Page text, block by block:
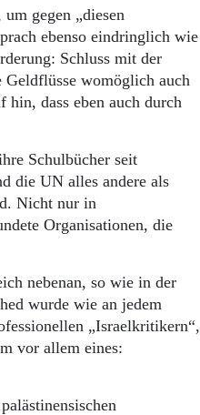
gegen „diesen
ebenso eindringlich wie
Schluss mit der
Geldflüsse womöglich auch
dass eben auch durch
Schulbücher seit
die UN alles andere als
Nicht nur in
Organisationen, die
nebenan, so wie in der
wurde wie an jedem
„Israelkritikern“,
vor allem eines: